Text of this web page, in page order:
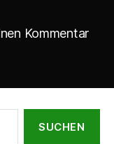
Kommentar